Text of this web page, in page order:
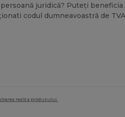
juridică? Puteți beneficia
codul dumneavoastră de
reală a produsului.